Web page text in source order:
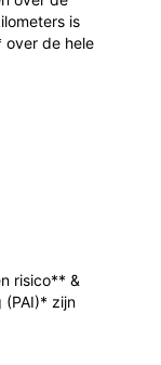
is
over de hele
risico** &
(PAI)* zijn